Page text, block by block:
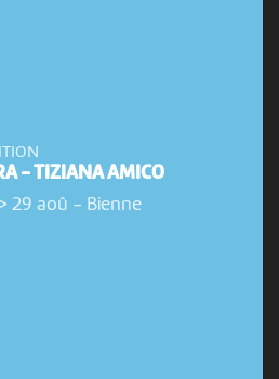
- TIZIANA AMICO
29 aoû - Bienne